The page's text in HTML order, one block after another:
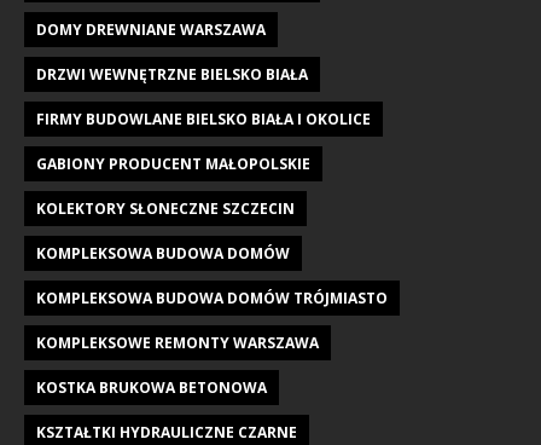
DOMY DREWNIANE WARSZAWA
DRZWI WEWNĘTRZNE BIELSKO BIAŁA
FIRMY BUDOWLANE BIELSKO BIAŁA I OKOLICE
GABIONY PRODUCENT MAŁOPOLSKIE
KOLEKTORY SŁONECZNE SZCZECIN
KOMPLEKSOWA BUDOWA DOMÓW
KOMPLEKSOWA BUDOWA DOMÓW TRÓJMIASTO
KOMPLEKSOWE REMONTY WARSZAWA
KOSTKA BRUKOWA BETONOWA
KSZTAŁTKI HYDRAULICZNE CZARNE